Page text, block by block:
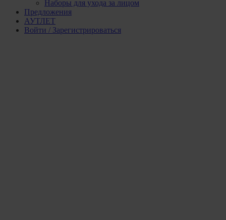
Наборы для ухода за лицом
Предложения
АУТЛЕТ
Войти / Зарегистрироваться